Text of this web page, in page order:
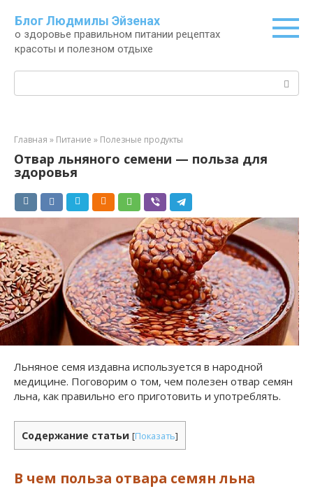
контенту
Блог Людмилы Эйзенах
о здоровье правильном питании рецептах
красоты и полезном отдыхе
Главная » Питание » Полезные продукты
Отвар льняного семени — польза для
здоровья
Льняное семя издавна используется в народной
медицине. Поговорим о том, чем полезен отвар семян
льна, как правильно его приготовить и употреблять.
Содержание статьи [Показать]
В чем польза отвара семян льна